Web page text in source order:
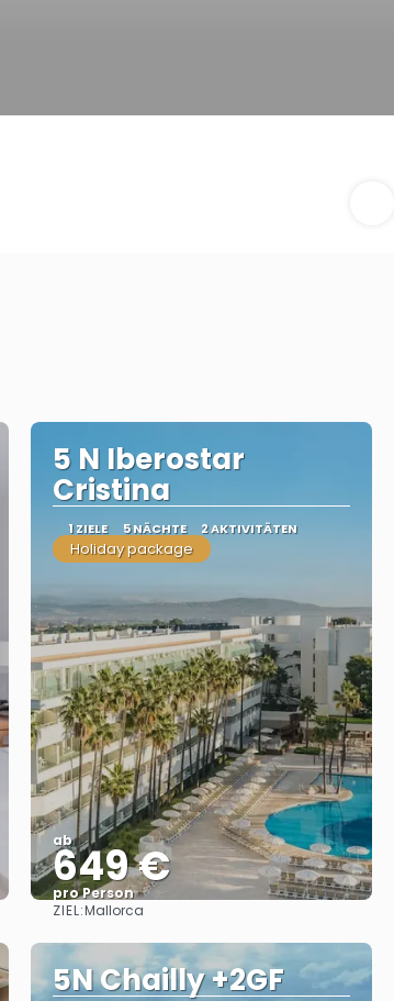
5 N Iberostar
Cristina
1 ZIELE 5 NÄCHTE 2 AKTIVITÄTEN
Holiday package
ab
649 €
pro Person
ZIEL:Mallorca
5N Chailly +2GF